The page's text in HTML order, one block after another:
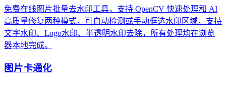
免费在线图片批量去水印工具，支持 OpenCV 快速处理和 AI
高质量修复两种模式，可自动检测或手动框选水印区域，支持
文字水印、Logo水印、半透明水印去除，所有处理均在浏览
器本地完成。
图片卡通化